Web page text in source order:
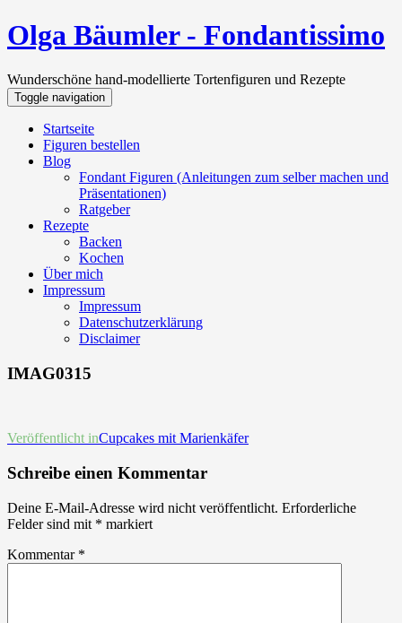
Olga Bäumler - Fondantissimo
Wunderschöne hand-modellierte Tortenfiguren und Rezepte
Toggle navigation
Startseite
Figuren bestellen
Blog
Fondant Figuren (Anleitungen zum selber machen und
Präsentationen)
Ratgeber
Rezepte
Backen
Kochen
Über mich
Impressum
Impressum
Datenschutzerklärung
Disclaimer
IMAG0315
Beitrags-
Veröffentlicht inCupcakes mit Marienkäfer
Schreibe einen Kommentar
Deine E-Mail-Adresse wird nicht veröffentlicht. Erforderliche
Felder sind mit * markiert
Kommentar *